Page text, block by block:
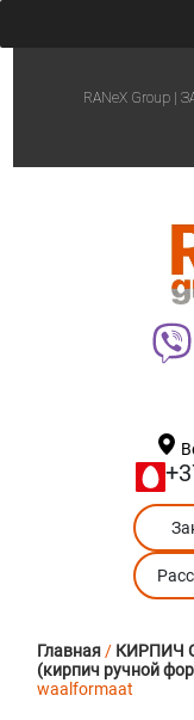
RANeX Group |
Главная/ КИРПИЧ
(кирпич ручной
waalformaat